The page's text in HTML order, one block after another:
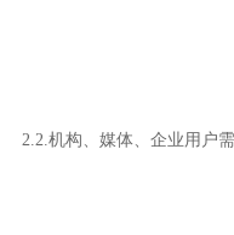
2.2.机构、媒体、企业用户